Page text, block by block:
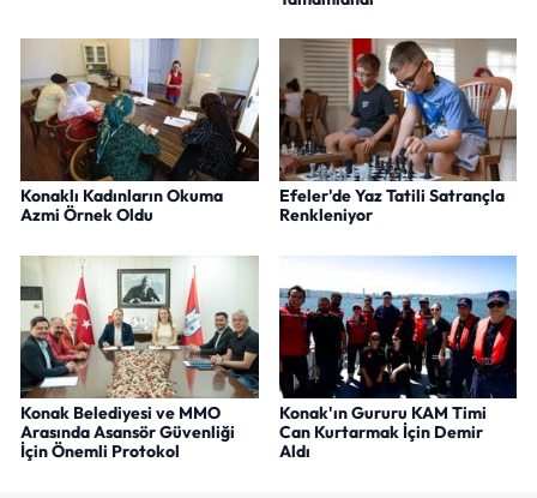
Konaklı Kadınların Okuma
Azmi Örnek Oldu
Efeler'de Yaz Tatili Satrançla
Renkleniyor
Konak Belediyesi ve MMO
Arasında Asansör Güvenliği
İçin Önemli Protokol
Konak'ın Gururu KAM Timi
Can Kurtarmak İçin Demir
Aldı